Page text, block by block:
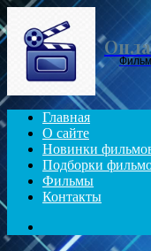
Главная
О сайте
Новинки
Подборки
Фильмы
Контакты
for